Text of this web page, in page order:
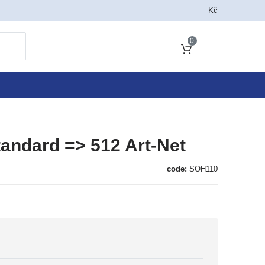
Kč
0
=> 512 Art-Net
code: SOH110